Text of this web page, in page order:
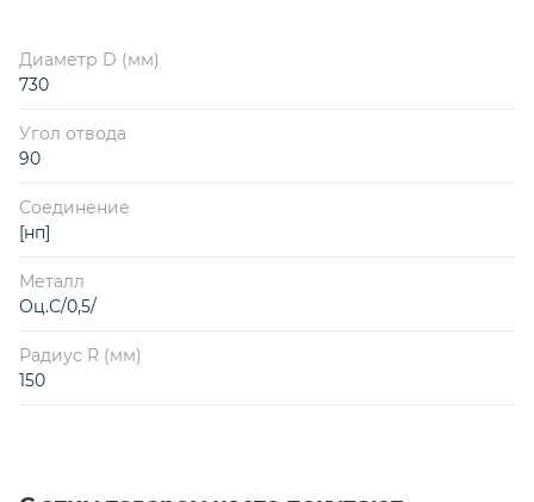
Диаметр D (мм)
730
Угол отвода
90
Соединение
[нп]
Металл
Оц.С/0,5/
Радиус R (мм)
150